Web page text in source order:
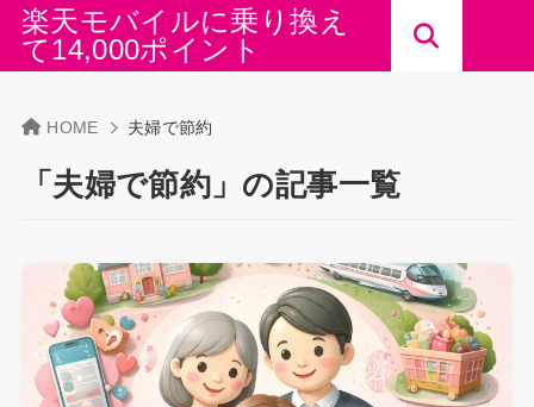
楽天モバイルに乗り換え
て14,000ポイント
HOME 夫婦で節約
「夫婦で節約」の記事一覧